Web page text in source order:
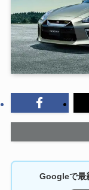
Googleで最